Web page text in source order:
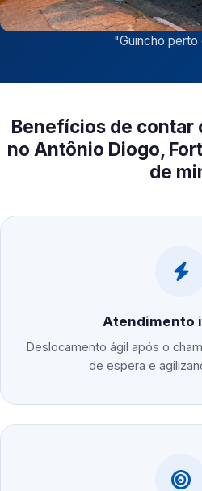
"Guincho perto
Benefícios de contar
no Antônio Diogo,
de
Atendimento
Deslocamento ágil após o
de espera e